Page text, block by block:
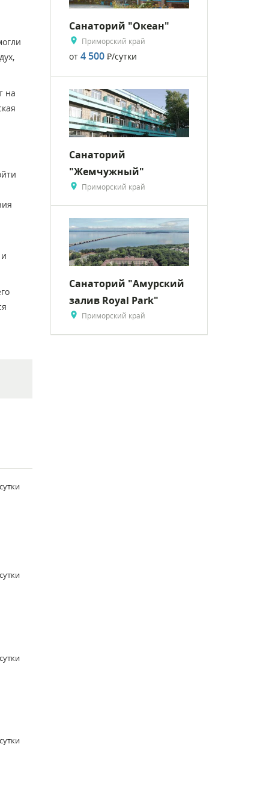
на
Санаторий "Океан"
Приморский край
от 4 500 Р/сутки
Санаторий
"Жемчужный"
Приморский край
Санаторий "Амурский
залив Royal Park"
Приморский край